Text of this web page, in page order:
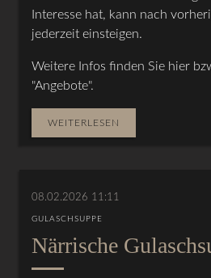
Interesse hat, kann nach
jederzeit einsteigen.
Weitere Infos finden Sie hier
"Angebote".
WEITERLESEN
08.02.2026 11:11
GULASCHSUPPE
Närrische